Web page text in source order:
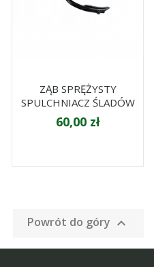
ZĄB SPRĘŻYSTY
SPULCHNIACZ ŚLADÓW
60,00 zł
Powrót do góry 